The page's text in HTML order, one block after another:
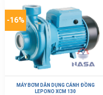
-16%
MÁY BƠM DÂN DỤNG CÁNH ĐỒNG
LEPONO XCM 130